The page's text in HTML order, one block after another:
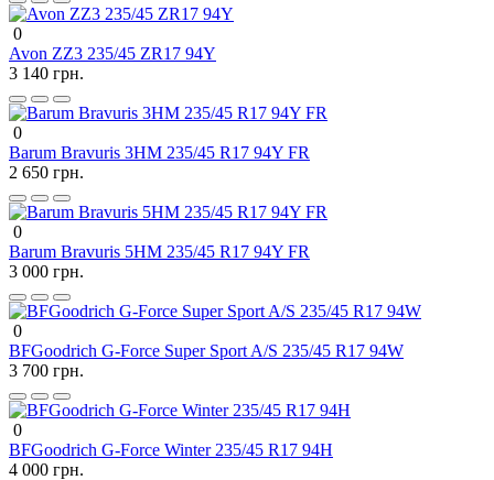
0
Avon ZZ3 235/45 ZR17 94Y
3 140 грн.
0
Barum Bravuris 3HM 235/45 R17 94Y FR
2 650 грн.
0
Barum Bravuris 5HM 235/45 R17 94Y FR
3 000 грн.
0
BFGoodrich G-Force Super Sport A/S 235/45 R17 94W
3 700 грн.
0
BFGoodrich G-Force Winter 235/45 R17 94H
4 000 грн.